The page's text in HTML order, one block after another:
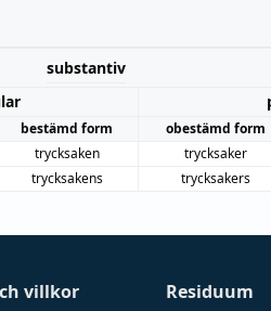
substantiv
bestämd form obestämd form
trycksaken trycksaker
trycksakens trycksakers
villkor
Residuum